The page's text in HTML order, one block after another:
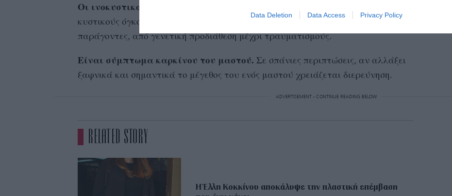
Data Deletion Data Access Privacy Policy
Οι ινοκυστικοί μαστοί μπορεί να είναι ανομοιόμορφοι.
κυστικούς όγκους, απόλυτα καλοήθεις, που μπορεί να οφείλονται σε διάφορους
παράγοντες, από γενετική προδιάθεση μέχρι τραυματισμούς.
Είναι σύμπτωμα καρκίνου του μαστού. Σε σπάνιες περιπτώσεις, αν αλλάξει
ξαφνικά και σημαντικά το μέγεθος του ενός μαστού χρειάζεται διερεύνηση.
ADVERTISEMENT - CONTINUE READING BELOW
RELATED STORY
H Έλλη Κοκκίνου αποκάλυψε την πλαστική επέμβαση